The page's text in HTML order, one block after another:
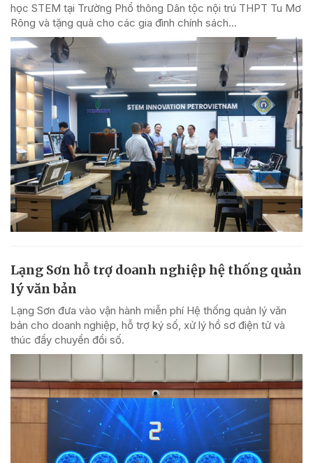
học STEM tại Trường Phổ thông Dân tộc nội trú THPT Tu Mơ
Rông và tặng quà cho các gia đình chính sách...
Lạng Sơn hỗ trợ doanh nghiệp hệ thống quản
lý văn bản
Lạng Sơn đưa vào vận hành miễn phí Hệ thống quản lý văn
bản cho doanh nghiệp, hỗ trợ ký số, xử lý hồ sơ điện tử và
thúc đẩy chuyển đổi số.